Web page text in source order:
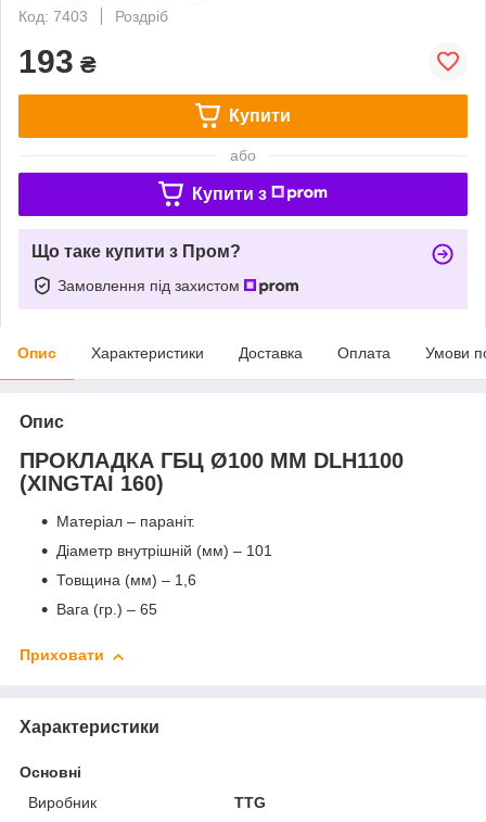
Код: 7403
Роздріб
193 ₴
Купити
або
Купити з
Що таке купити з Пром?
Замовлення під захистом
Опис Характеристики Доставка Оплата Умови
Опис
ПРОКЛАДКА ГБЦ Ø100 MM DLH1100
(XINGTAI 160)
Матеріал – параніт.
Діаметр внутрішній (мм) – 101
Товщина (мм) – 1,6
Вага (гр.) – 65
Приховати
Характеристики
Основні
Виробник
TTG